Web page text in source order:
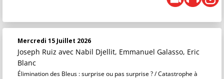
Mercredi 15 Juillet 2026
Joseph Ruiz avec Nabil Djellit, Emmanuel Galasso, Eric
Blanc
Élimination des Bleus : surprise ou pas surprise ? / Catastrophe à